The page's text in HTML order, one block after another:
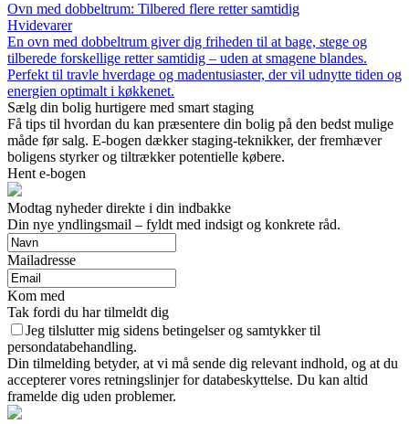
Ovn med dobbeltrum: Tilbered flere retter samtidig
Hvidevarer
En ovn med dobbeltrum giver dig friheden til at bage, stege og
tilberede forskellige retter samtidig – uden at smagene blandes.
Perfekt til travle hverdage og madentusiaster, der vil udnytte tiden og
energien optimalt i køkkenet.
Sælg din bolig hurtigere med smart staging
Få tips til hvordan du kan præsentere din bolig på den bedst mulige
måde før salg. E-bogen dækker staging-teknikker, der fremhæver
boligens styrker og tiltrækker potentielle købere.
Hent e-bogen
Modtag nyheder direkte i din indbakke
Din nye yndlingsmail – fyldt med indsigt og konkrete råd.
Mailadresse
Kom med
Tak fordi du har tilmeldt dig
Jeg tilslutter mig sidens betingelser og samtykker til
persondatabehandling.
Din tilmelding betyder, at vi må sende dig relevant indhold, og at du
accepterer vores retningslinjer for databeskyttelse. Du kan altid
framelde dig uden problemer.